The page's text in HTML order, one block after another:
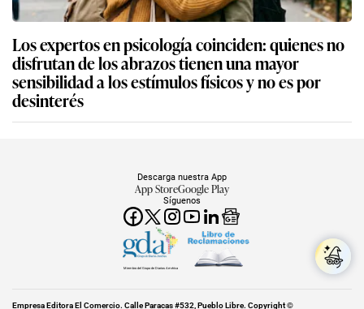
Los expertos en psicología coinciden: quienes no
disfrutan de los abrazos tienen una mayor
sensibilidad a los estímulos físicos y no es por
desinterés
Síguenos
Descarga nuestra App
App StoreGoogle Play
Miembro del Grupo de Diarios América
Empresa Editora El Comercio. Calle Paracas #532, Pueblo Libre. Copyright ©